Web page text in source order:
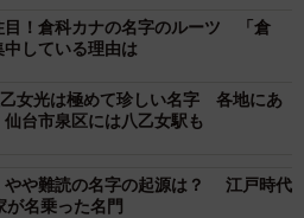
ツとなった人物は多いとみら
があった。
は「佐藤」に次いで県内で2番
目！倉科カナの名字のルーツ 「倉
している理由は
女光は極めて珍しい名字 各地にあ
台市泉区には八乙女駅も
や難読の名字の起源は？ 江戸時代
が名乗った名門